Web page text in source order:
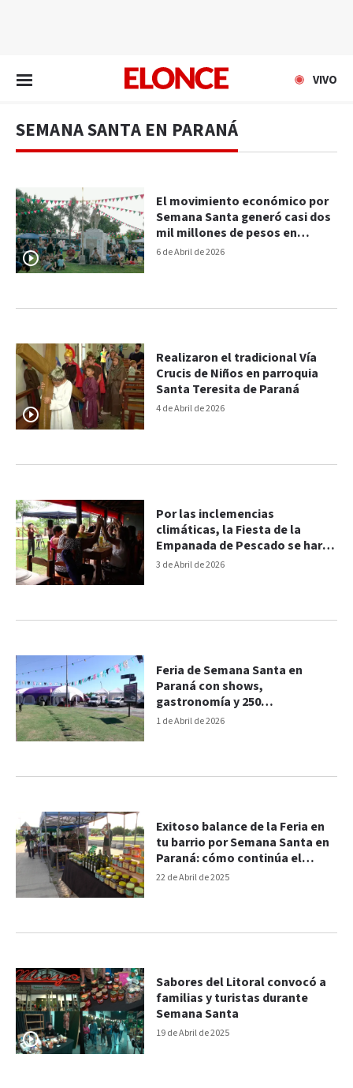
VIVO
SEMANA SANTA EN PARANÁ
6 de Abril de 2026
El movimiento económico por
Semana Santa generó casi dos
mil millones de pesos en
Paraná
4 de Abril de 2026
Realizaron el tradicional Vía
Crucis de Niños en parroquia
Santa Teresita de Paraná
3 de Abril de 2026
Por las inclemencias
climáticas, la Fiesta de la
Empanada de Pescado se hará
solo este Viernes Santo
1 de Abril de 2026
Feria de Semana Santa en
Paraná con shows,
gastronomía y 250
emprendedores
22 de Abril de 2025
Exitoso balance de la Feria en
tu barrio por Semana Santa en
Paraná: cómo continúa el
cronograma
19 de Abril de 2025
Sabores del Litoral convocó a
familias y turistas durante
Semana Santa